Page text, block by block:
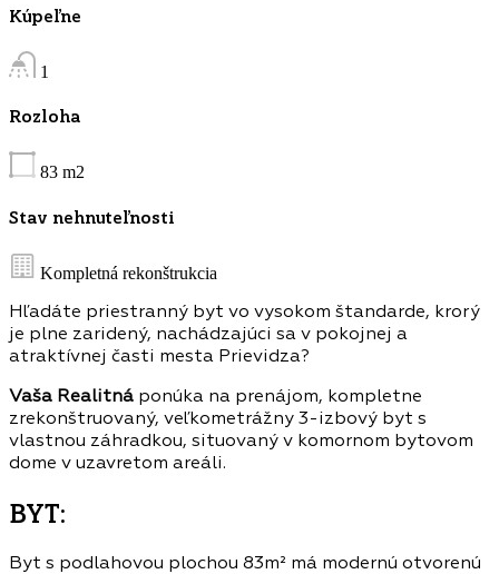
Kúpeľne
1
Rozloha
83 m2
Stav nehnuteľnosti
Kompletná rekonštrukcia
Hľadáte priestranný byt vo vysokom štandarde, krorý
je plne zaridený, nachádzajúci sa v pokojnej a
atraktívnej časti mesta Prievidza?
Vaša Realitná ponúka na prenájom, kompletne
zrekonštruovaný, veľkometrážny 3-izbový byt s
vlastnou záhradkou, situovaný v komornom bytovom
dome v uzavretom areáli.
BYT:
Byt s podlahovou plochou 83m² má modernú otvorenú